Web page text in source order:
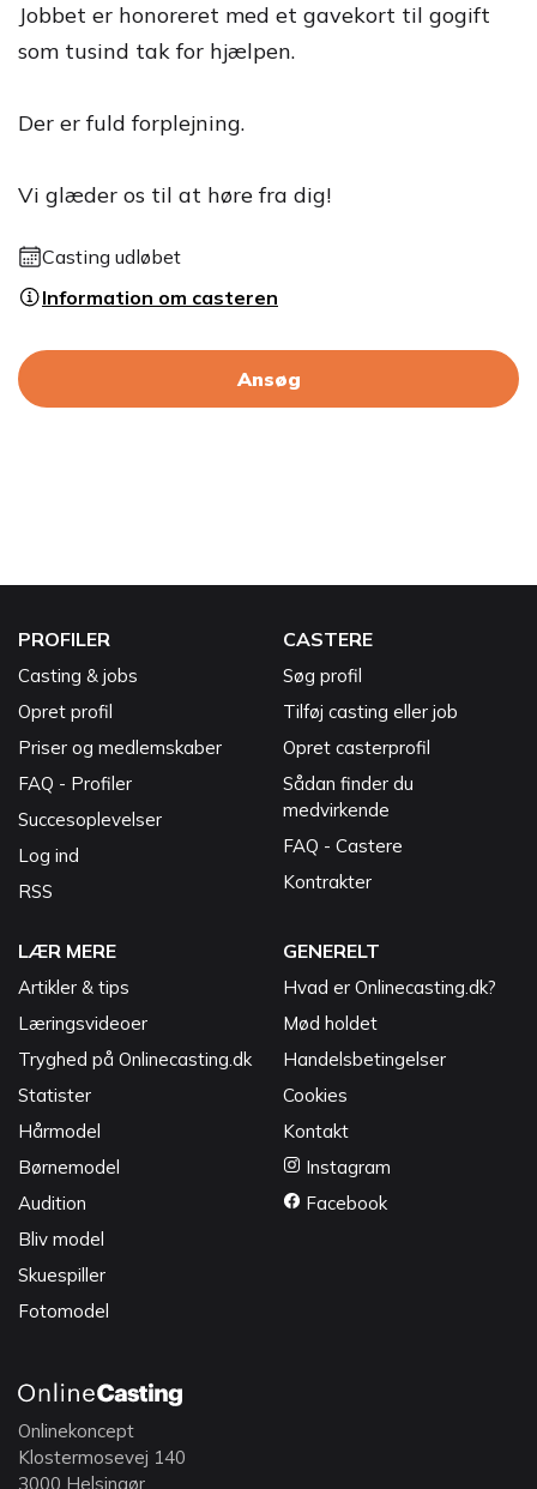
Jobbet er honoreret med et gavekort til gogift
som tusind tak for hjælpen.
Der er fuld forplejning.
Vi glæder os til at høre fra dig!
Casting udløbet
Information om casteren
Ansøg
PROFILER
Casting & jobs
Opret profil
Priser og medlemskaber
FAQ - Profiler
Succesoplevelser
Log ind
RSS
CASTERE
Søg profil
Tilføj casting eller job
Opret casterprofil
Sådan finder du
medvirkende
FAQ - Castere
Kontrakter
LÆR MERE
Artikler & tips
Læringsvideoer
Tryghed på Onlinecasting.dk
Statister
Hårmodel
Børnemodel
Audition
Bliv model
Skuespiller
Fotomodel
GENERELT
Hvad er Onlinecasting.dk?
Mød holdet
Handelsbetingelser
Cookies
Kontakt
Instagram
Facebook
Onlinekoncept
Klostermosevej 140
3000 Helsingør